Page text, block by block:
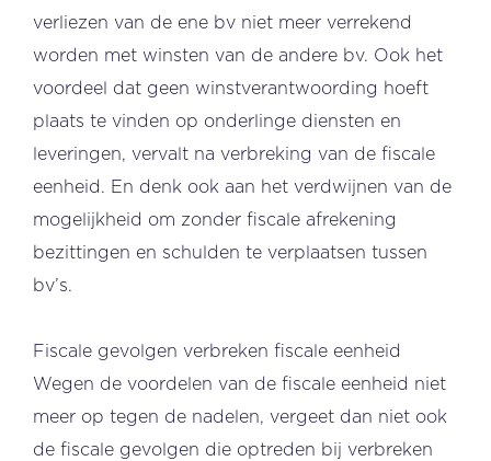
verliezen van de ene bv niet meer verrekend
worden met winsten van de andere bv. Ook het
voordeel dat geen winstverantwoording hoeft
plaats te vinden op onderlinge diensten en
leveringen, vervalt na verbreking van de fiscale
eenheid. En denk ook aan het verdwijnen van de
mogelijkheid om zonder fiscale afrekening
bezittingen en schulden te verplaatsen tussen
bv’s.
Fiscale gevolgen verbreken fiscale eenheid
Wegen de voordelen van de fiscale eenheid niet
meer op tegen de nadelen, vergeet dan niet ook
de fiscale gevolgen die optreden bij verbreken